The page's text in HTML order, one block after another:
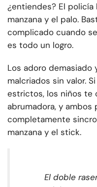
¿entiendes? El policía
manzana y el palo.
complicado cuando
es todo un logro.
Los adoro demasiado
malcriados sin valor.
estrictos, los niños te
abrumadora, y
completamente
manzana y el stick.
El doble